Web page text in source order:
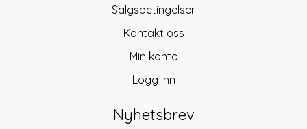
Salgsbetingelser
Kontakt oss
Min konto
Logg inn
Nyhetsbrev